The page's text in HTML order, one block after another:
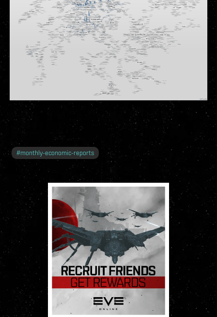
#monthly-economic-reports